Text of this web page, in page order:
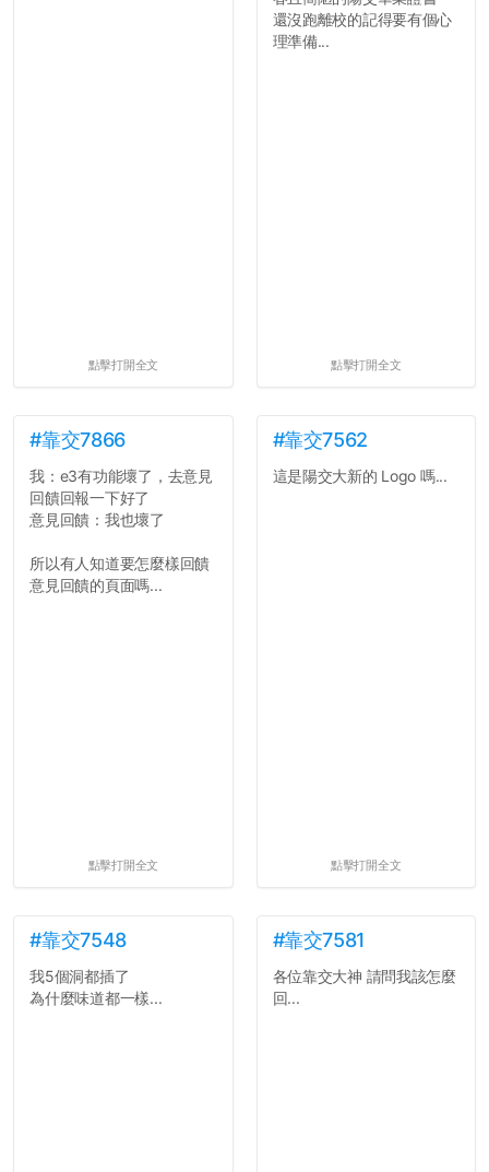
點擊打開全文
還沒跑離校的記得要有個心
理準備...
點擊打開全文
#靠交7866
我：e3有功能壞了，去意見
回饋回報一下好了
意見回饋：我也壞了
所以有人知道要怎麼樣回饋
意見回饋的頁面嗎...
點擊打開全文
#靠交7562
這是陽交大新的 Logo 嗎...
點擊打開全文
#靠交7548
我5個洞都插了
為什麼味道都一樣...
#靠交7581
各位靠交大神 請問我該怎麼
回...